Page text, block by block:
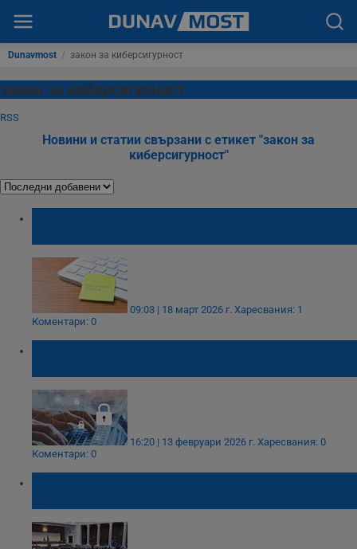
Dunavmost / закон за киберсигурност
закон за киберсигурност
RSS
Новини и статии свързани с етикет "закон за
киберсигурност"
09:03 | 18 март 2026 г. Харесвания: 1
Коментари: 0
16:20 | 13 февруари 2026 г. Харесвания: 0
Коментари: 0